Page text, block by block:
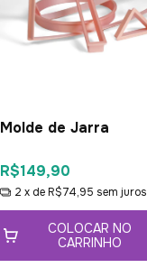
Molde de Jarra
R$149,90
2 x de R$74,95 sem juros
COLOCAR NO
CARRINHO